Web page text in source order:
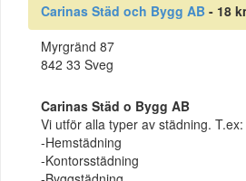
Carinas Städ och Bygg AB - 18
Myrgränd 87
842 33 Sveg
Carinas Städ o Bygg AB
Vi utför alla typer av städning. T.ex:
-Hemstädning
-Kontorsstädning